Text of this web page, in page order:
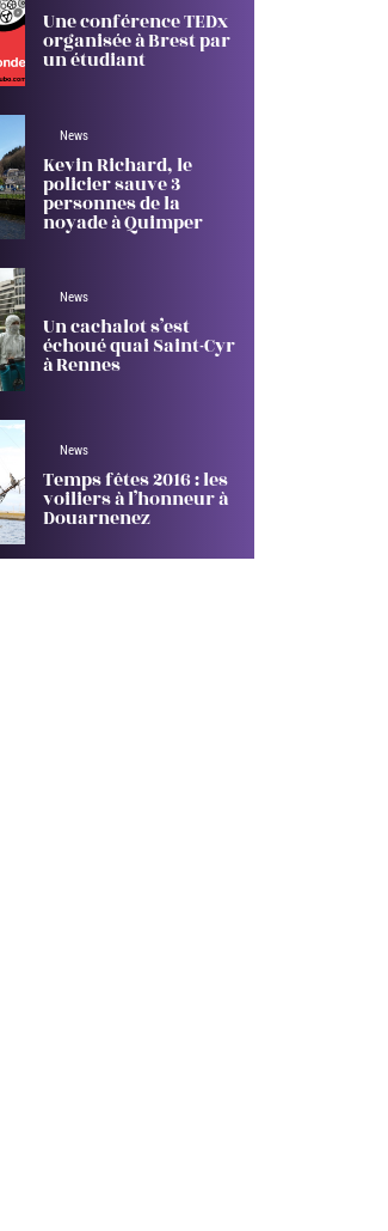
Une conférence TEDx
organisée à Brest par
un étudiant
News
Kevin Richard, le
policier sauve 3
personnes de la
noyade à Quimper
News
Un cachalot s’est
échoué quai Saint-Cyr
à Rennes
News
Temps fêtes 2016 : les
voiliers à l’honneur à
Douarnenez